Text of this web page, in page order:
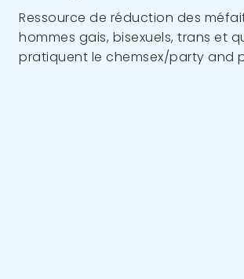
Ressource de réduction des
hommes gais, bisexuels, trans et
pratiquent le chemsex/party and